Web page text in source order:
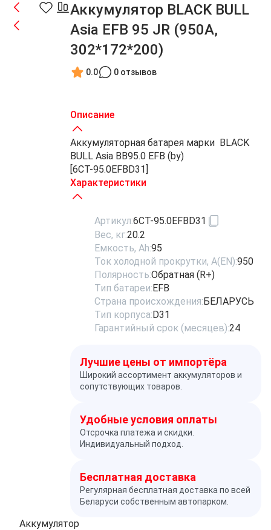
Аккумулятор BLACK BULL
Asia EFB 95 JR (950A,
302*172*200)
0.0 0 отзывов
Описание
Аккумуляторная батарея марки BLACK
BULL Asia BB95.0 EFB (by)
[6СТ-95.0EFBD31]
Характеристики
Артикул:6СТ-95.0EFBD31
Вес, кг:20.2
Емкость, Ah:95
Ток холодной прокрутки, A(EN):950
Полярность:Обратная (R+)
Тип батареи:EFB
Страна происхождения:БЕЛАРУСЬ
Тип корпуса:D31
Гарантийный срок (месяцев):24
Лучшие цены от импортёра
Широкий ассортимент аккумуляторов и
сопутствующих товаров.
Удобные условия оплаты
Отсрочка платежа и скидки.
Индивидуальный подход.
Бесплатная доставка
Регулярная бесплатная доставка по всей
Беларуси собственным автопарком.
Аккумулятор